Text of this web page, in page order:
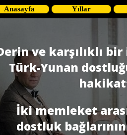
Anasayfa Yıllar
ve karşılıklı
Türk-Yunan
İki memleket
dostluk